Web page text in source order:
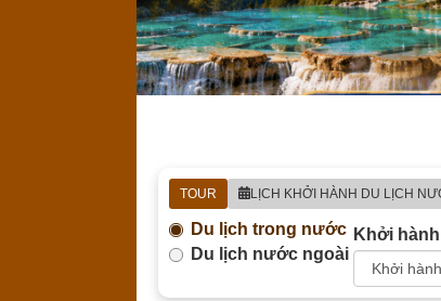
TOUR LỊCH KHỞI HÀNH DU LỊCH
Du lịch trong nước
Du lịch nước ngoài
Khởi hành